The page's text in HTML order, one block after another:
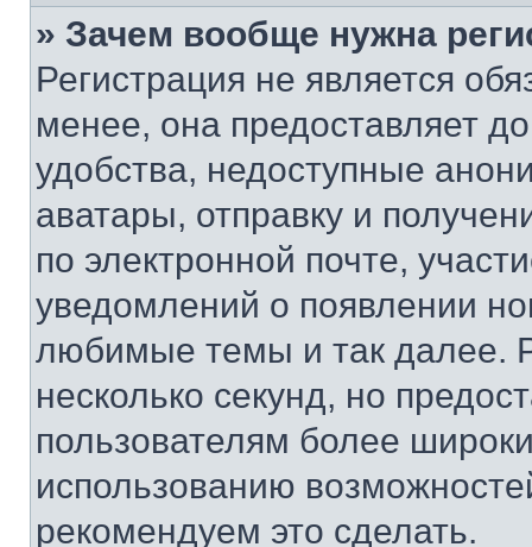
» Зачем вообще нужна
Регистрация не является
менее, она предоставляет
удобства, недоступные
аватары, отправку и
по электронной почте,
уведомлений о появлении
любимые темы и так далее.
несколько секунд, но
пользователям более
использованию
рекомендуем это сделать.